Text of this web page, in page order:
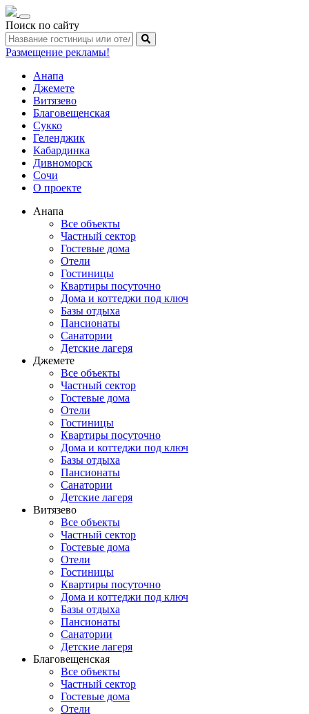
Toggle
navigation
Поиск по сайту
Размещение рекламы!
Анапа
Джемете
Витязево
Благовещенская
Сукко
Геленджик
Кабардинка
Дивноморск
Сочи
О проекте
Анапа
Все объекты
Частный сектор
Гостевые дома
Отели
Гостиницы
Квартиры посуточно
Дома и коттеджи под ключ
Базы отдыха
Пансионаты
Санатории
Детские лагеря
Джемете
Все объекты
Частный сектор
Гостевые дома
Отели
Гостиницы
Квартиры посуточно
Дома и коттеджи под ключ
Базы отдыха
Пансионаты
Санатории
Детские лагеря
Витязево
Все объекты
Частный сектор
Гостевые дома
Отели
Гостиницы
Квартиры посуточно
Дома и коттеджи под ключ
Базы отдыха
Пансионаты
Санатории
Детские лагеря
Благовещенская
Все объекты
Частный сектор
Гостевые дома
Отели